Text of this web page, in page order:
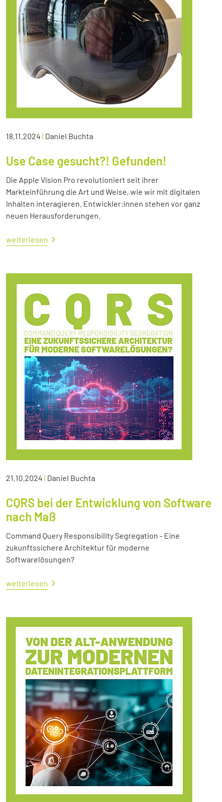
18.11.2024 | Daniel Buchta
Use Case gesucht?! Gefunden!
Die Apple Vision Pro revolutioniert seit ihrer
Markteinführung die Art und Weise, wie wir mit digitalen
Inhalten interagieren. Entwickler:innen stehen vor ganz
neuen Herausforderungen.
weiterlesen
21.10.2024 | Daniel Buchta
CQRS bei der Entwicklung von Software
nach Maß
Command Query Responsibility Segregation - Eine
zukunftssichere Architektur für moderne
Softwarelösungen?
weiterlesen